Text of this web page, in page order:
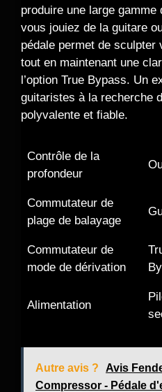
produire une large
vous jouiez de la guitare
pédale permet de
tout en maintenant une
l’option True Bypass. Un
guitaristes à la recherche
polyvalente et fiable.
Contrôle de la
profondeur
Commutateur de
plage de balayage
Commutateur de
mode de dérivation
Alimentation
Autre avis ?
Avis
Compressor - Pédale